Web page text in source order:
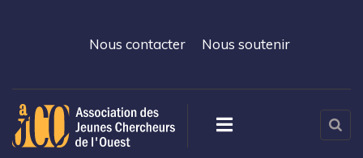
Nous contacter Nous soutenir